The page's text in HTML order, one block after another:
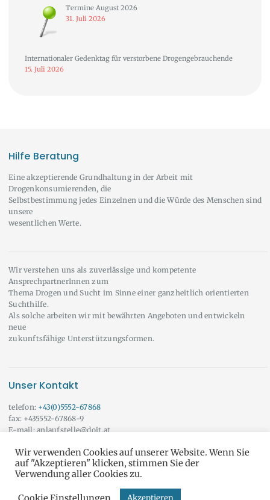
Termine August 2026
31. Juli 2026
Internationaler Gedenktag für verstorbene Drogengebrauchende
15. Juli 2026
Hilfe Beratung
Eine akzeptierende Grundhaltung in der Arbeit mit
Drogenkonsumierenden, die
Selbstbestimmung jedes Einzelnen und die Würde des Menschen sind
unsere
wesentlichen Werte.
Wir verstehen uns als zuverlässige und kompetente
AnsprechpartnerInnen zum
Thema Drogen und Sucht im Sinne einer ganzheitlich orientierten
Suchthilfe.
Als solche arbeiten wir mit bewährten Angeboten und entwickeln
neue
zukunftsfähige Unterstützungsformen.
Unser Kontakt
telefon: +43(0)5552-67868
fax: +435552-67868-9
E-mail: anlaufstelle@doit.at
Wir beraten Sie auch gerne außerhalb der angeführten Öffnungszeiten!
Vereinbaren Sie doch einfach einen Termin mit uns.Onlineberatung
Wir verwenden Cookies auf unserer Website. Wenn Sie
auf "Akzeptieren" klicken, stimmen Sie der
Verwendung aller Cookies zu.
Akzeptieren